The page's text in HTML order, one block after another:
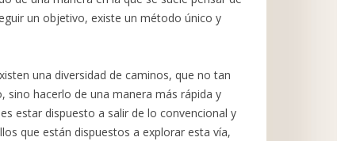
un objetivo, existe un método único y
una diversidad de caminos, que no tan
hacerlo de una manera más rápida y
estar dispuesto a salir de lo convencional y
que están dispuestos a explorar esta vía,